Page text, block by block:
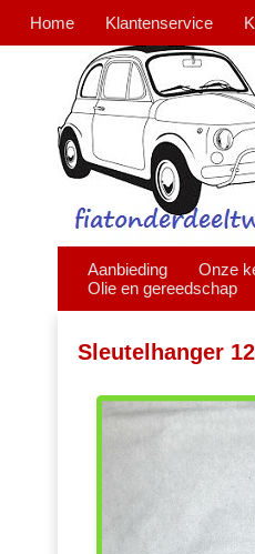
Home Klantenservice
Aanbieding Onze
Olie en gereedschap
Sleutelhanger